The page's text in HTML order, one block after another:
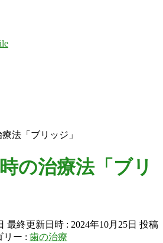
法「ブリッジ」
の治療法「ブリ
最終更新日時 : 2024年10月25日 投稿
リー : 歯の治療